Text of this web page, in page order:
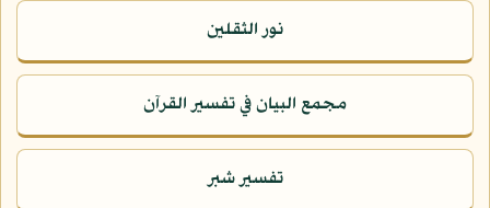
نور الثقلين
مجمع البيان في تفسير القرآن
تفسير شبر